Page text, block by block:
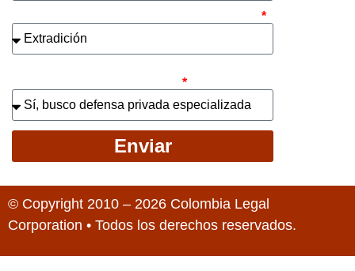
Enviar
© Copyright 2010 – 2026 Colombia Legal
Corporation • Todos los derechos reservados.